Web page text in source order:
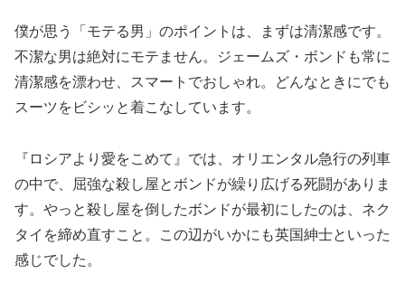
僕が思う「モテる男」のポイントは、まずは清潔感です。
不潔な男は絶対にモテません。ジェームズ・ボンドも常に
清潔感を漂わせ、スマートでおしゃれ。どんなときにでも
スーツをビシッと着こなしています。
『ロシアより愛をこめて』では、オリエンタル急行の列車
の中で、屈強な殺し屋とボンドが繰り広げる死闘がありま
す。やっと殺し屋を倒したボンドが最初にしたのは、ネク
タイを締め直すこと。この辺がいかにも英国紳士といった
感じでした。